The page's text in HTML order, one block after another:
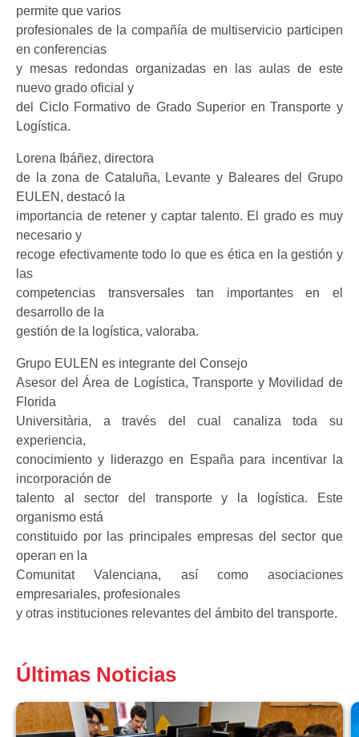
permite que varios
profesionales de la compañía de multiservicio participen
en conferencias
y mesas redondas organizadas en las aulas de este
nuevo grado oficial y
del Ciclo Formativo de Grado Superior en Transporte y
Logística.
Lorena Ibáñez, directora
de la zona de Cataluña, Levante y Baleares del Grupo
EULEN, destacó la
importancia de retener y captar talento. El grado es muy
necesario y
recoge efectivamente todo lo que es ética en la gestión y
las
competencias transversales tan importantes en el
desarrollo de la
gestión de la logística, valoraba.
Grupo EULEN es integrante del Consejo
Asesor del Área de Logística, Transporte y Movilidad de
Florida
Universitària, a través del cual canaliza toda su
experiencia,
conocimiento y liderazgo en España para incentivar la
incorporación de
talento al sector del transporte y la logística. Este
organismo está
constituido por las principales empresas del sector que
operan en la
Comunitat Valenciana, así como asociaciones
empresariales, profesionales
y otras instituciones relevantes del ámbito del transporte.
Últimas Noticias